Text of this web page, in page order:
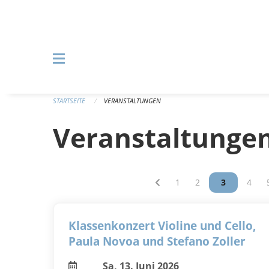
STARTSEITE VERANSTALTUNGEN
Vous êtes sur la page
1 Vous êtes sur la
2 Vous êtes
3 Vous
4
Klassenkonzert Violine und Cello,
Paula Novoa und Stefano Zoller
Sa, 13. Juni 2026